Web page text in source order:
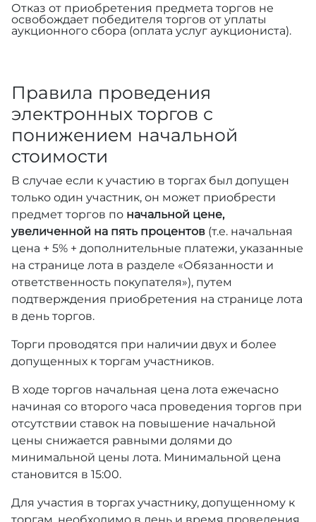
Отказ от приобретения предмета торгов не
освобождает победителя торгов от уплаты
аукционного сбора (оплата услуг аукциониста).
Правила проведения
электронных торгов с
понижением начальной
стоимости
В случае если к участию в торгах был допущен
только один участник, он может приобрести
предмет торгов по начальной цене,
увеличенной на пять процентов (т.е. начальная
цена + 5% + дополнительные платежи, указанные
на странице лота в разделе «Обязанности и
ответственность покупателя»), путем
подтверждения приобретения на странице лота
в день торгов.
Торги проводятся при наличии двух и более
допущенных к торгам участников.
В ходе торгов начальная цена лота ежечасно
начиная со второго часа проведения торгов при
отсутствии ставок на повышение начальной
цены снижается равными долями до
минимальной цены лота. Минимальной цена
становится в 15:00.
Для участия в торгах участнику, допущенному к
торгам, необходимо в день и время проведения